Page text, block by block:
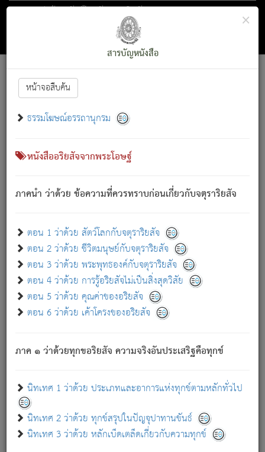
ตอน 1 ว่าด้วย สัตว์โลกกับจตุราริยสัจ
สารบัญ×
สารบัญหนังสือ
หน้าจอสืบค้น
ธรรมโฆษณ์อรรถานุกรม
หนังสืออริยสัจจากพระโอษฐ์
ภาคนำ ว่าด้วย ข้อความที่ควรทราบก่อนเกี่ยวกับจตุราริยสัจ
ตอน 1 ว่าด้วย สัตว์โลกกับจตุราริยสัจ
ตอน 2 ว่าด้วย ชีวิตมนุษย์กับจตุราริยสัจ
ตอน 3 ว่าด้วย พระพุทธองค์กับจตุราริยสัจ
ตอน 4 ว่าด้วย การรู้อริยสัจไม่เป็นสิ่งสุดวิสัย
ตอน 5 ว่าด้วย คุณค่าของอริยสัจ
ตอน 6 ว่าด้วย เค้าโครงของอริยสัจ
ภาค ๑ ว่าด้วยทุกขอริยสัจ ความจริงอันประเสริฐคือทุกข์
นิทเทศ 1 ว่าด้วย ประเภทและอาการแห่งทุกข์ตามหลักทั่วไป
นิทเทศ 2 ว่าด้วย ทุกข์สรุปในปัญจุปาทานขันธ์
นิทเทศ 3 ว่าด้วย หลักเบ็ดเตล็ดเกี่ยวกับความทุกข์
Font :15 ]||
สัตว์โลกนี้ เกิดความเดือดร้อนแล้ว มีผัสสะบังหน้า
เขาสำคัญสิ่งใด โดยความเป็นประการใด แต่สิ่งนั้นย่อมเป็น
(ตามที่เป็นจริง) โดยประการอื่นจากที่เขาสำคัญนั้น
สัตว์โลกติดข้องอยู่ในภพ ถูกภพบังหน้าแล้ว มีภพโดยความ
เป็นอย่างอื่น (จากที่มันเป็นอยู่จริง) จึงได้เพลิดเพลินยิ่งนักในภพ
เขาเพลิดเพลินยิ่งนักในสิ่งใด สิ่งนั้นเป็นภัย (ที่เขาไม่รู้จัก)
เขากลัวต่อสิ่งใดสิ่งนั้นเป็นทุกข์
พรหมจรรย์นี้ อันบุคคลย่อมประพฤติ ก็เพื่อการละขาดซึ่ง
ภพ.
สมณะหรือพราหมณ์เหล่าใด กล่าวความหลุดพ้นจากภพว่า
มีได้เพราะภพ เรากล่าวว่า สมณะหรือพราหมณ์ทั้งปวงนั้น
มิใช่ผู้หลดพ้นจากภพ.
ภพ ว่ามีได้เพราะวิภพ[2]: เรากล่าวว่า สมณะหรือพราหมณ์ทั้ง
ปวงนั้น ก็ยังสลัดภพออกไปไม่ได้.
ก็ทุกข์นี้มีขึ้น เพราะอาศัยซึ่งอุปธิทั้งปวง.
เพราะความสิ้นไปแห่งอุปาทานทั้งปวง ความเกิดขึ้นแห่ง
ทุกข์จึงไม่มี.
ท่านจงดูโลกนี้เถิด (จะเห็นว่า) สัตว์ทั้งหลายอันอวิชาหนา
แน่นบังหนาแล้ว; และว่า สัตว์ผู้ยินดีในภพอันเป็นแล้วนั้น ย่อม